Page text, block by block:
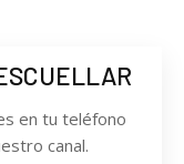
en tu teléfono
canal.